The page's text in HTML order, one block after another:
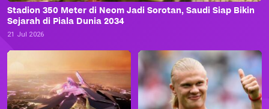
Stadion 350 Meter di Neom Jadi Sorotan, Saudi Siap Bikin
Sejarah di Piala Dunia 2034
21 Jul 2026